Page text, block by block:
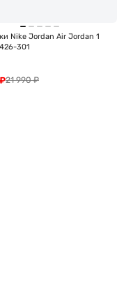
Nike Jordan Air Jordan 1
301
21 990₽
₽